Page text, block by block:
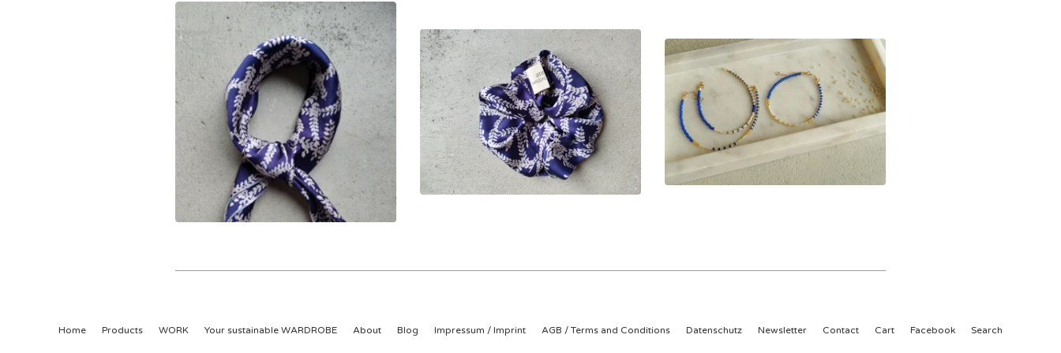
Home Products WORK Your sustainable WARDROBE About Blog Impressum / Imprint AGB / Terms and Conditions Datenschutz Newsletter Contact Cart Facebook Search